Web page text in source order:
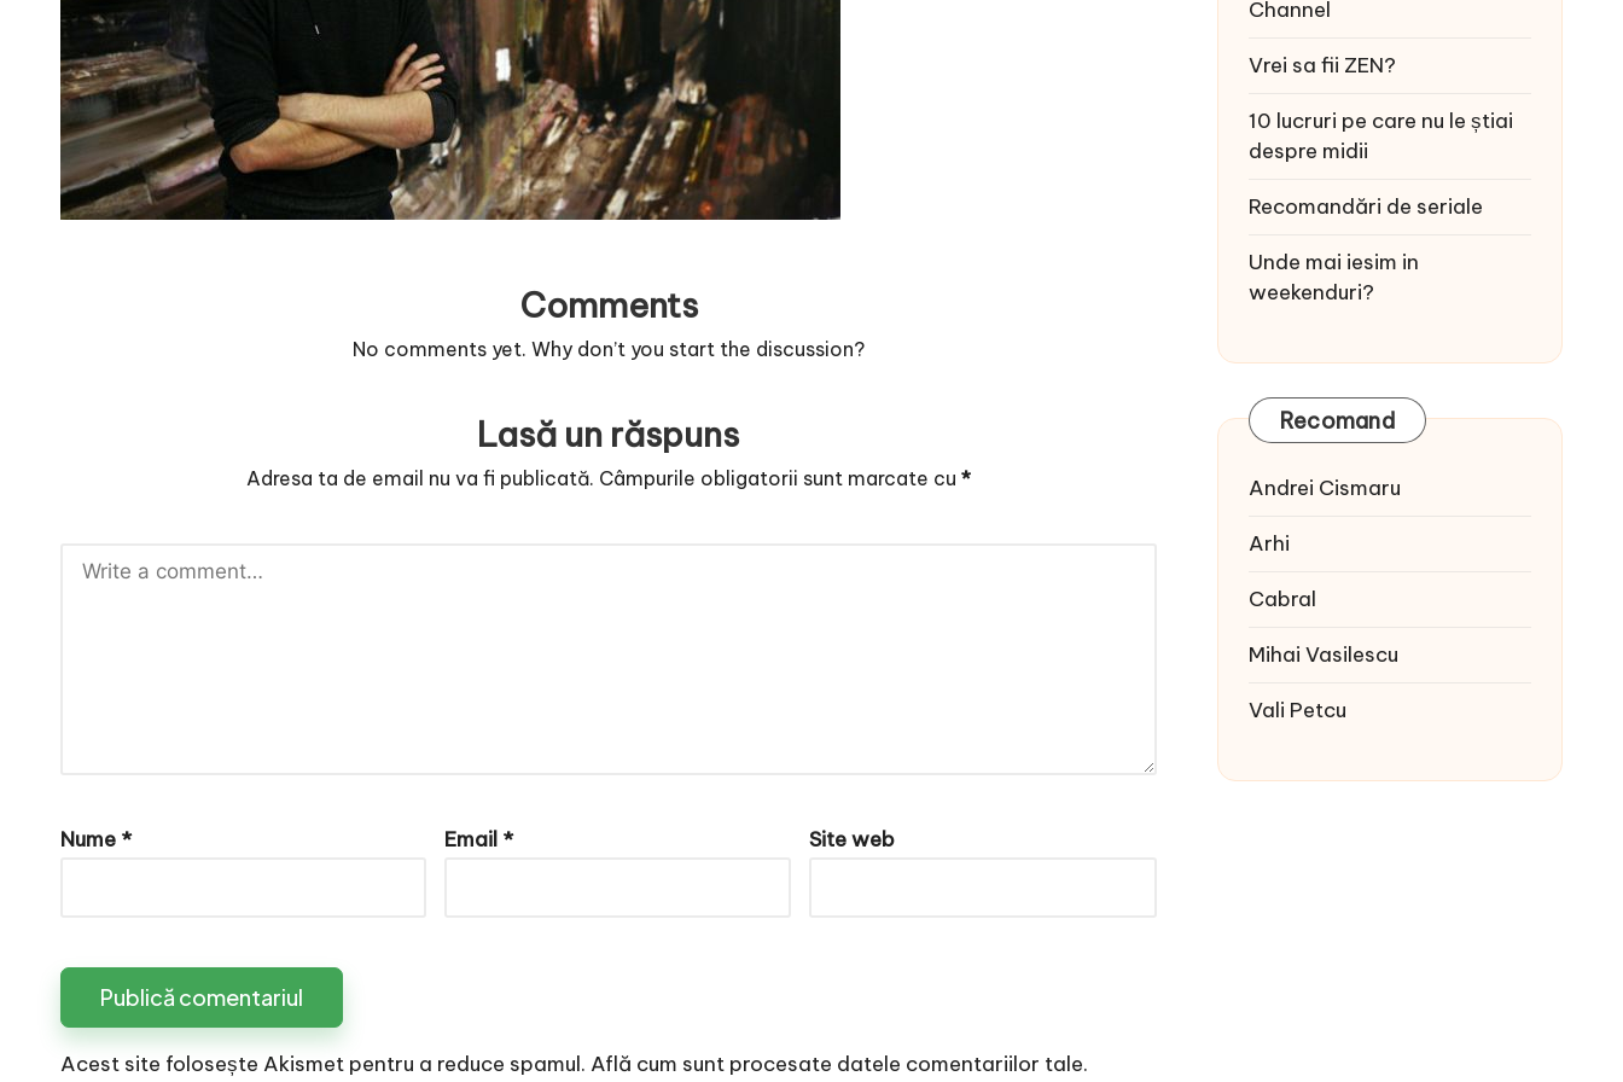
r
n
o
v
a
e
Comments
No comments yet. Why don’t you start the discussion?
Lasă un răspuns
Adresa ta de email nu va fi publicată. Câmpurile obligatorii sunt marcate cu *
Nume * Email * Site web
Acest site folosește Akismet pentru a reduce spamul. Află cum sunt procesate datele comentariilor tale.
Channel
Vrei sa fii ZEN?
10 lucruri pe care nu le știai
despre midii
Recomandări de seriale
Unde mai iesim in
weekenduri?
Recomand
Andrei Cismaru
Arhi
Cabral
Mihai Vasilescu
Vali Petcu